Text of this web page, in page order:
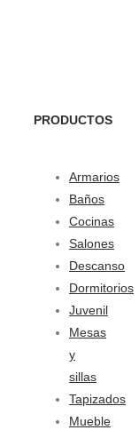
PRODUCTOS
Armarios
Baños
Cocinas
Salones
Descanso
Dormitorios
Juvenil
Mesas
y
sillas
Tapizados
Mueble